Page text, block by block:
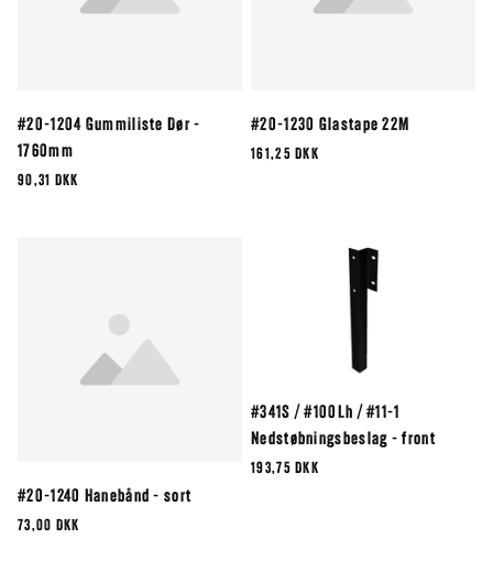
#20-1204 Gummiliste Dør -
1760mm
90,31 DKK
#20-1230 Glastape 22M
161,25 DKK
#20-1240 Hanebånd - sort
73,00 DKK
#341S / #100Lh / #11-1
Nedstøbningsbeslag - front
193,75 DKK